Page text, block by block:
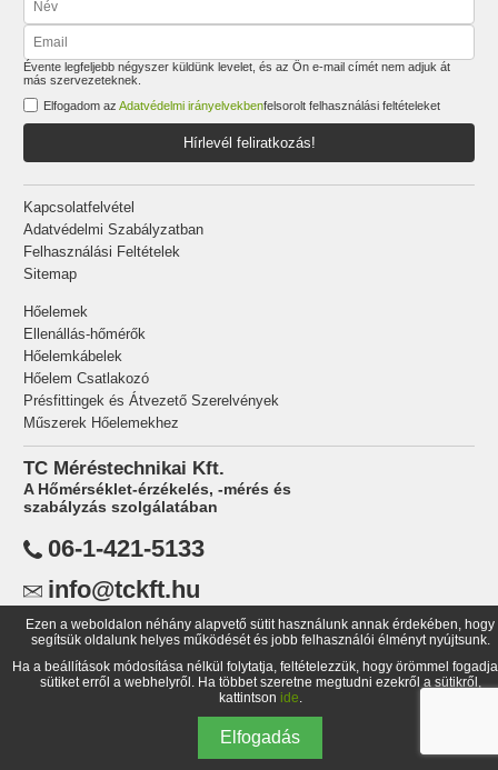
Évente legfeljebb négyszer küldünk levelet, és az Ön e-mail címét nem adjuk át
más szervezeteknek.
Elfogadom azAdatvédelmi irányelvekbenfelsorolt felhasználási feltételeket
Hírlevél feliratkozás!
Kapcsolatfelvétel
Adatvédelmi Szabályzatban
Felhasználási Feltételek
Sitemap
Hőelemek
Ellenállás-hőmérők
Hőelemkábelek
Hőelem Csatlakozó
Présfittingek és Átvezető Szerelvények
Műszerek Hőelemekhez
TC Méréstechnikai Kft.
A Hőmérséklet-érzékelés, -mérés és
szabályzás szolgálatában
06-1-421-5133
info@tckft.hu
TC Méréstechnikai Kft.,
Magyarország
2026 TC Méréstechnikai Kft.
Ezen a weboldalon néhány alapvető sütit használunk annak érdekében, hogy
segítsük oldalunk helyes működését és jobb felhasználói élményt nyújtsunk.
Ha a beállítások módosítása nélkül folytatja, feltételezzük, hogy örömmel
sütiket erről a webhelyről. Ha többet szeretne megtudni ezekről a sütikről,
kattintson ide.
Elfogadás